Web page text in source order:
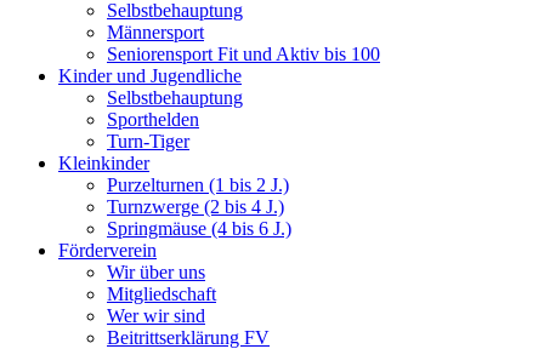
Selbstbehauptung
Männersport
Seniorensport Fit und Aktiv bis 100
Kinder und Jugendliche
Selbstbehauptung
Sporthelden
Turn-Tiger
Kleinkinder
Purzelturnen (1 bis 2 J.)
Turnzwerge (2 bis 4 J.)
Springmäuse (4 bis 6 J.)
Förderverein
Wir über uns
Mitgliedschaft
Wer wir sind
Beitrittserklärung FV